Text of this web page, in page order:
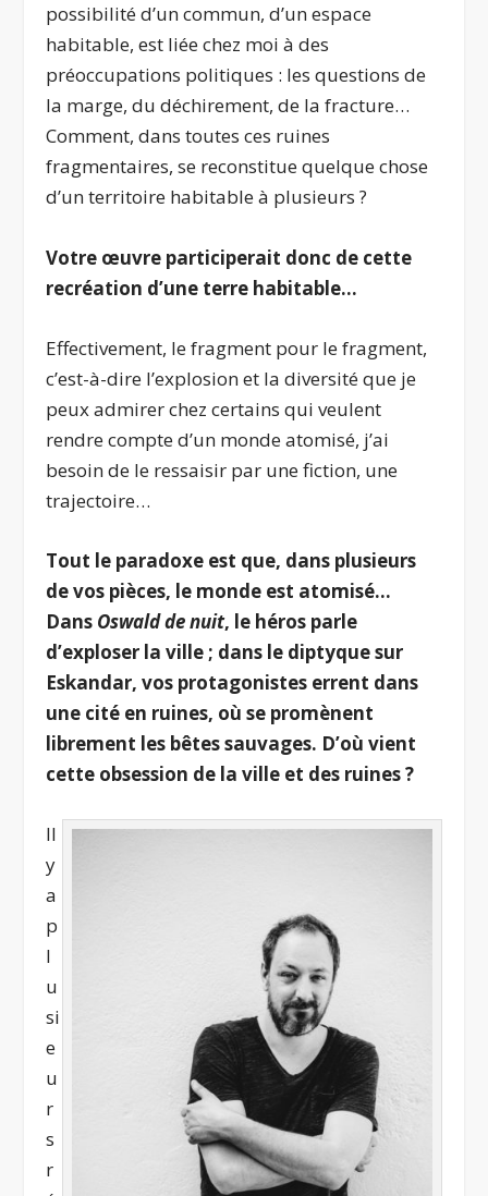
possibilité d’un commun, d’un espace
habitable, est liée chez moi à des
préoccupations politiques : les questions de
la marge, du déchirement, de la fracture…
Comment, dans toutes ces ruines
fragmentaires, se reconstitue quelque chose
d’un territoire habitable à plusieurs ?
Votre œuvre participerait donc de cette
recréation d’une terre habitable…
Effectivement, le fragment pour le fragment,
c’est-à-dire l’explosion et la diversité que je
peux admirer chez certains qui veulent
rendre compte d’un monde atomisé, j’ai
besoin de le ressaisir par une fiction, une
trajectoire…
Tout le paradoxe est que, dans plusieurs
de vos pièces, le monde est atomisé…
Dans Oswald de nuit, le héros parle
d’exploser la ville ; dans le diptyque sur
Eskandar, vos protagonistes errent dans
une cité en ruines, où se promènent
librement les bêtes sauvages. D’où vient
cette obsession de la ville et des ruines ?
Il
y
a
p
l
u
si
e
u
r
s
r